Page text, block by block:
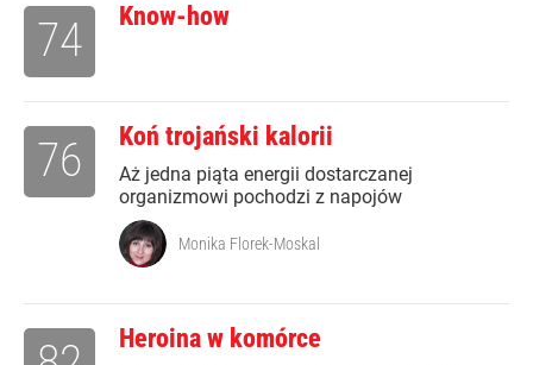
Know-how
74
Koń trojański kalorii
Aż jedna piąta energii dostarczanej
organizmowi pochodzi z napojów
76
Monika Florek-Moskal
Heroina w komórce